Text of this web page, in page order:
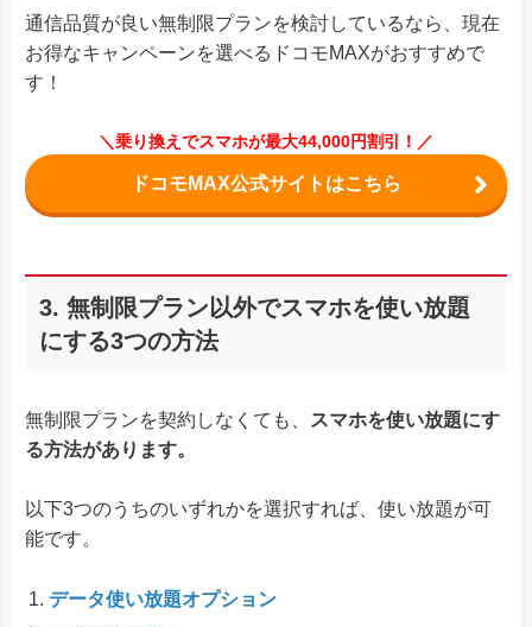
通信品質が良い無制限プランを検討しているなら、現在
お得なキャンペーンを選べるドコモMAXがおすすめで
す！
＼乗り換えでスマホが最大44,000円割引！／
ドコモMAX公式サイトはこちら
3. 無制限プラン以外でスマホを使い放題
にする3つの方法
無制限プランを契約しなくても、
スマホを使い放題にす
る方法があります。
以下3つのうちのいずれかを選択すれば、使い放題が可
能です。
データ使い放題オプション